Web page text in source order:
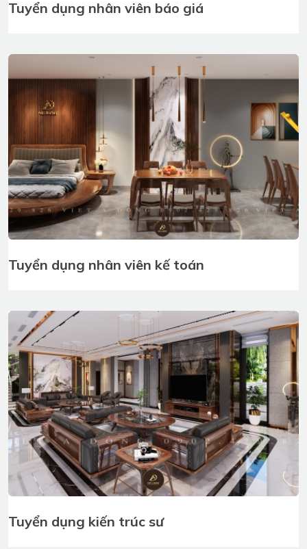
Tuyển dụng nhân viên báo giá
Tuyển dụng nhân viên kế toán